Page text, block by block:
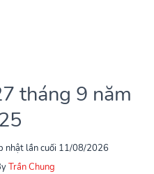
tháng 9 năm
nhật lần cuối 11/08/2026
Trần Chung